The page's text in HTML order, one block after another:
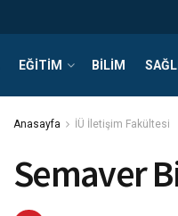
EĞITIM BILIM
Anasayfa İÜ İletişim Fakültesi
Semaver